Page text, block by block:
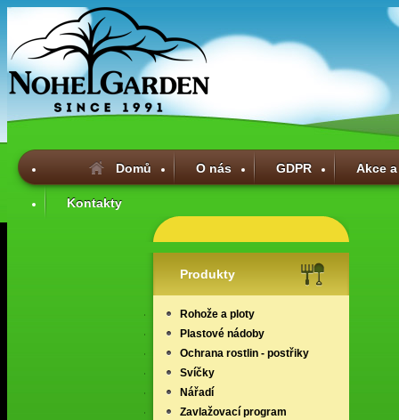
Domů O nás GDPR Akce
Kontakty
Produkty
Rohože a ploty
Plastové nádoby
Ochrana rostlin - postřiky
Svíčky
Nářadí
Zavlažovací program